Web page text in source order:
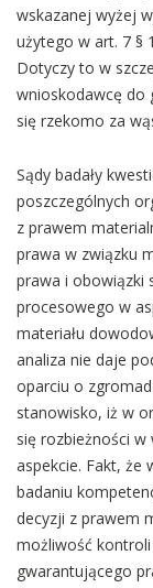
wskazanej wyżej
użytego w art. 7 §
Dotyczy to w
wnioskodawcę do
się rzekomo za
Sądy badały
poszczególnych
z prawem
prawa w związku
prawa i obowiązki
procesowego w
materiału
analiza nie daje
oparciu o
stanowisko, iż w
się rozbieżności w
aspekcie. Fakt, że
badaniu
decyzji z prawem
możliwość
gwarantującego